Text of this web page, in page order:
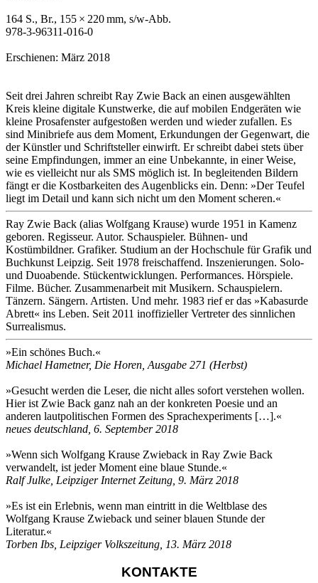
164 S., Br., 155 × 220 mm, s/w-Abb.
978-3-96311-016-0
Erschienen: März 2018
Seit drei Jahren schreibt Ray Zwie Back an einen ausgewählten
Kreis kleine digitale Kunstwerke, die auf mobilen Endgeräten wie
kleine Prosafenster aufgestoßen werden und wieder zufallen. Es
sind Minibriefe aus dem Moment, Erkundungen der Gegenwart, die
der Künstler und Schriftsteller einwirft. Er schreibt dabei stets über
seine Empfindungen, immer an eine Unbekannte, in einer Weise,
wie es vielleicht nur als SMS möglich ist. In begleitenden Bildern
fängt er die Kostbarkeiten des Augenblicks ein. Denn: »Der Teufel
liegt im Detail und kann sich nicht um den Moment scheren.«
Ray Zwie Back (alias Wolfgang Krause) wurde 1951 in Kamenz
geboren. Regisseur. Autor. Schauspieler. Bühnen- und
Kostümbildner. Grafiker. Studium an der Hochschule für Grafik und
Buchkunst Leipzig. Seit 1978 freischaffend. Inszenierungen. Solo-
und Duoabende. Stückentwicklungen. Performances. Hörspiele.
Filme. Bücher. Zusammenarbeit mit Musikern. Schauspielern.
Tänzern. Sängern. Artisten. Und mehr. 1983 rief er das »Kabasurde
Abrett« ins Leben. Seit 2011 inoffizieller Vertreter des sinnlichen
Surrealismus.
»Ein schönes Buch.«
Michael Hametner, Die Horen, Ausgabe 271 (Herbst)
»Gesucht werden die Leser, die nicht alles sofort verstehen wollen.
Hier ist Zwie Back ganz nah an der konkreten Poesie und an
anderen lautpolitischen Formen des Sprachexperiments […].«
neues deutschland, 6. September 2018
»Wenn sich Wolfgang Krause Zwieback in Ray Zwie Back
verwandelt, ist jeder Moment eine blaue Stunde.«
Ralf Julke, Leipziger Internet Zeitung, 9. März 2018
»Es ist ein Erlebnis, wenn man eintritt in die Weltblase des
Wolfgang Krause Zwieback und seiner blauen Stunde der
Literatur.«
Torben Ibs, Leipziger Volkszeitung, 13. März 2018
KONTAKTE